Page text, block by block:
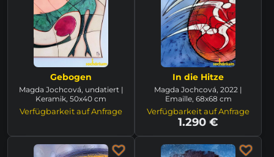
Gebogen
Magda Jochcová, undatiert |
Keramik, 50x40 cm
Verfügbarkeit auf Anfrage
In die Hitze
Magda Jochcová, 2022 |
Emaille, 68x68 cm
Verfügbarkeit auf Anfrage
1.290 €